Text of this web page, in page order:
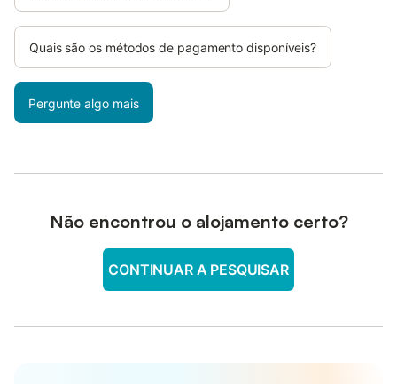
Quais são os métodos de pagamento disponíveis?
Pergunte algo mais
Não encontrou o alojamento certo?
CONTINUAR A PESQUISAR